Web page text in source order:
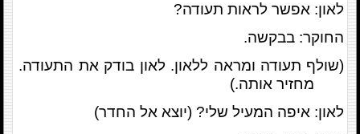
לאון: אפשר לראות תעודה?
החוקר: בבקשה.
(שולף תעודה ומראה ללאון. לאון בודק את התעודה.
מחזיר אותה.)
לאון: איפה המעיל שלי? (יוצא אל החדר)